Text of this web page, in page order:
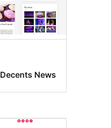
Decents News